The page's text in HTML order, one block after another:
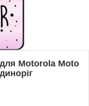
Motorola Moto